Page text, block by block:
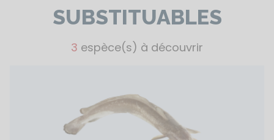
SUBSTITUABLES
3 espèce(s) à découvrir